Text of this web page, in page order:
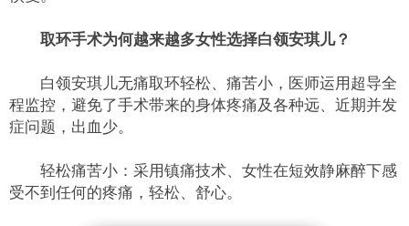
取环手术为何越来越多女性选择白领安琪儿？
白领安琪儿无痛取环轻松、痛苦小，医师运用超导全
程监控，避免了手术带来的身体疼痛及各种远、近期并发
症问题，出血少。
轻松痛苦小：采用镇痛技术、女性在短效静麻醉下感
受不到任何的疼痛，轻松、舒心。